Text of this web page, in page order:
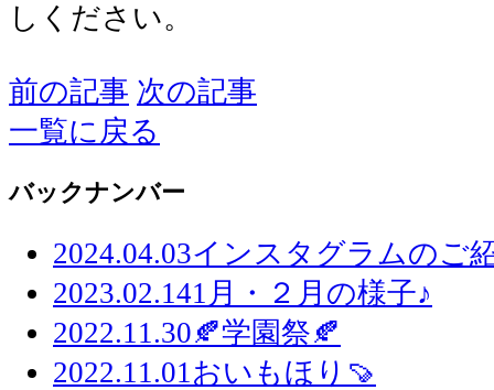
しください。
前の記事 次の記事
一覧に戻る
バックナンバー
2024.04.03インスタグラムのご
2023.02.141月・２月の様子♪
2022.11.30🍂学園祭🍂
2022.11.01 おいもほり🍠